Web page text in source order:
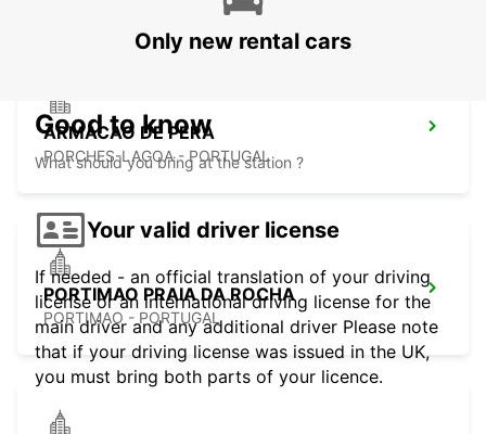
ARMACAO DE PERA
PORCHES-LAGOA - PORTUGAL
PORTIMAO PRAIA DA ROCHA
PORTIMAO - PORTUGAL
Only new rental cars
Good to know
What should you bring at the station ?
Your valid driver license
If needed - an official translation of your driving
license or an international driving license for the
main driver and any additional driver Please note
that if your driving license was issued in the UK,
you must bring both parts of your licence.